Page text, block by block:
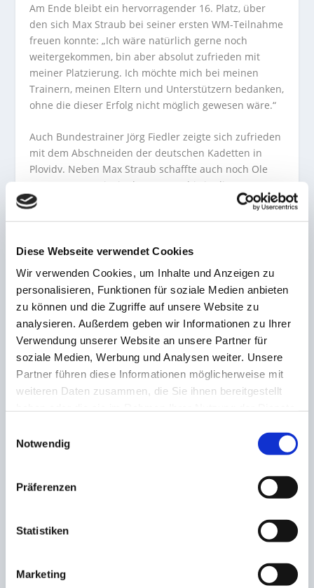
Diese Webseite verwendet Cookies
Wir verwenden Cookies, um Inhalte und Anzeigen zu
personalisieren, Funktionen für soziale Medien anbieten
zu können und die Zugriffe auf unsere Website zu
analysieren. Außerdem geben wir Informationen zu Ihrer
Verwendung unserer Website an unsere Partner für
soziale Medien, Werbung und Analysen weiter. Unsere
Partner führen diese Informationen möglicherweise mit
weiteren Daten zusammen, die Sie ihnen bereitgestellt
Notwendig
Präferenzen
Statistiken
Marketing
Am Ende bleibt ein hervorragender 16. Platz, über
den sich Max Straub bei seiner ersten WM-Teilnahme
freuen konnte: „Ich wäre natürlich gerne noch
weitergekommen, bin aber absolut zufrieden mit
meiner Platzierung. Ich möchte mich bei meinen
Trainern, meinen Eltern und Unterstützern bedanken,
ohne die dieser Erfolg nicht möglich gewesen wäre.“
Auch Bundestrainer Jörg Fiedler zeigte sich zufrieden
mit dem Abschneiden der deutschen Kadetten in
Plovidv. Neben Max Straub schaffte auch noch Ole
Petersen aus Leipzig den Sprung bis in die TOP 16
und belegt am Ende als bester deutscher Teilnehmer
Die beiden Fechter werden sich in Kürze bei der
am 29./30.04. im sächsischen Bautzen wiedersehen
und als Favoriten die Klingen kreuzen.
Schiedsrichter-
NÄCHSTE
die Top Ten
ZUSAMMENHÄNGENDE POSTS